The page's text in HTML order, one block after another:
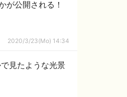
が公開される！
2020/3/23(Mo) 14:34
見たような光景